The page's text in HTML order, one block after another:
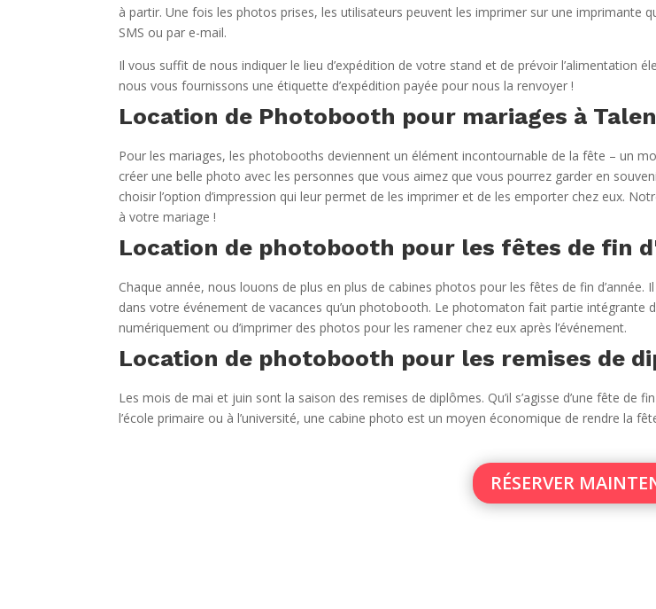
à partir. Une fois les photos prises, les utilisateurs peuvent les imprimer sur une imprimante
SMS ou par e-mail.
Il vous suffit de nous indiquer le lieu d’expédition de votre stand et de prévoir l’alimentation
nous vous fournissons une étiquette d’expédition payée pour nous la renvoyer !
Location de Photobooth pour mariages à
Pour les mariages, les photobooths deviennent un élément incontournable de la fête – un
créer une belle photo avec les personnes que vous aimez que vous pourrez garder en
choisir l’option d’impression qui leur permet de les imprimer et de les emporter chez eux.
à votre mariage !
Location de photobooth pour les fêtes de fin
Chaque année, nous louons de plus en plus de cabines photos pour les fêtes de fin d’année.
dans votre événement de vacances qu’un photobooth. Le photomaton fait partie
numériquement ou d’imprimer des photos pour les ramener chez eux après l’événement.
Location de photobooth pour les remises de
Les mois de mai et juin sont la saison des remises de diplômes. Qu’il s’agisse d’une fête de
l’école primaire ou à l’université, une cabine photo est un moyen économique de rendre la
RÉSERVER